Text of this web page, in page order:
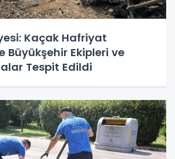
Kaçak Hafriyat
Büyükşehir Ekipleri ve
Tespit Edildi